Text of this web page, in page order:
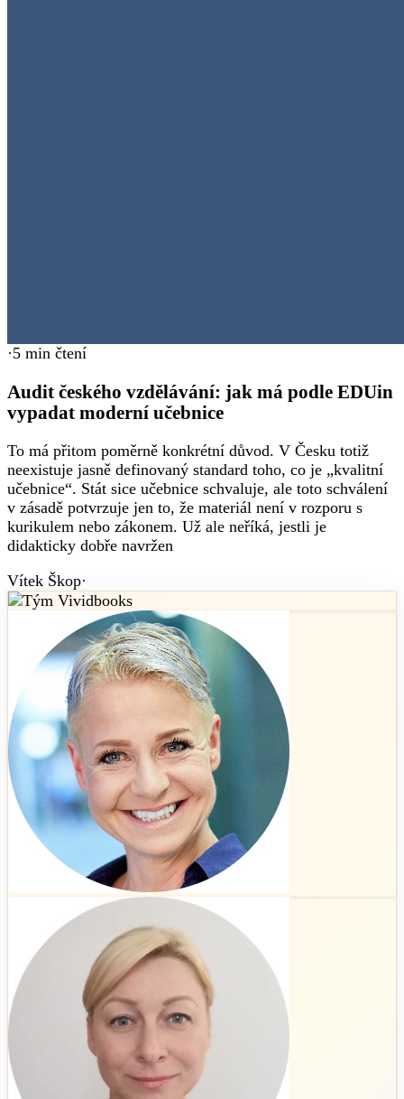
·5 min čtení
Audit českého vzdělávání: jak má podle EDUin
vypadat moderní učebnice
To má přitom poměrně konkrétní důvod. V Česku totiž
neexistuje jasně definovaný standard toho, co je „kvalitní
učebnice“. Stát sice učebnice schvaluje, ale toto schválení
v zásadě potvrzuje jen to, že materiál není v rozporu s
kurikulem nebo zákonem. Už ale neříká, jestli je
didakticky dobře navržen
Vítek Škop·